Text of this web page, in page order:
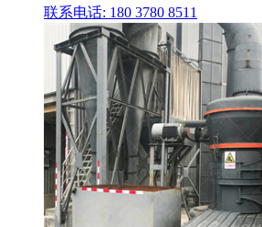
联系电话: 180 3780 8511